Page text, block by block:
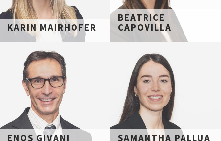
KARIN MAIRHOFER
BEATRICE
CAPOVILLA
ENOS GIVANI SAMANTHA PALLUA